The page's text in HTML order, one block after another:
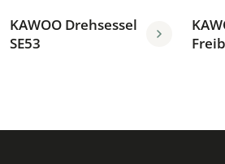
KAWOO Drehsessel
SE53